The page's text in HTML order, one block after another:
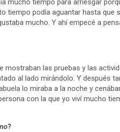
mucho tiempo para arriesgar
tiempo podía aguantar hasta que
mucho. Y ahí empecé a
mostraban las pruebas y las
al lado mirándolo. Y después
lo miraba a la noche y
con la que yo viví mucho
?